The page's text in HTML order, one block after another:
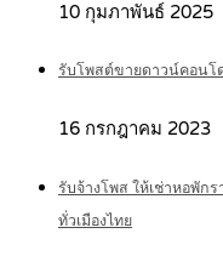
10 กุมภาพันธ์ 2025
รับโพสต์ขายดาวน์คอนโ
16 กรกฎาคม 2023
รับจ้างโพส ให้เช่าหอพัก
ทั่วเมืองไทย